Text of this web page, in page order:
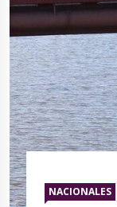
NACIONALES